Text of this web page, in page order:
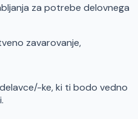
za potrebe delovnega
zavarovanje,
ke, ki ti bodo vedno